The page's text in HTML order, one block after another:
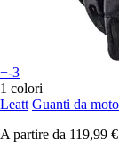
+-3
1 colori
Leatt Guanti da
A partire da 119,99 €